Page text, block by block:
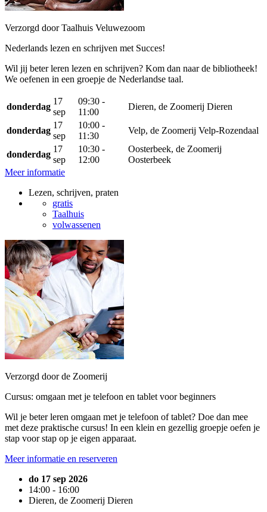
Verzorgd door Taalhuis Veluwezoom
Nederlands lezen en schrijven met Succes!
Wil jij beter leren lezen en schrijven? Kom dan naar de bibliotheek!
We oefenen in een groepje de Nederlandse taal.
donderdag
17
sep
09:30 -
11:00
Dieren, de Zoomerij Dieren
donderdag
17
sep
10:00 -
11:30
Velp, de Zoomerij Velp-Rozendaal
donderdag
17
sep
10:30 -
12:00
Oosterbeek, de Zoomerij
Oosterbeek
Meer informatie
Lezen, schrijven, praten
gratis
Taalhuis
volwassenen
Verzorgd door de Zoomerij
Cursus: omgaan met je telefoon en tablet voor beginners
Wil je beter leren omgaan met je telefoon of tablet? Doe dan mee
met deze praktische cursus! In een klein en gezellig groepje oefen je
stap voor stap op je eigen apparaat.
Meer informatie en reserveren
do 17 sep 2026
14:00 - 16:00
Dieren, de Zoomerij Dieren